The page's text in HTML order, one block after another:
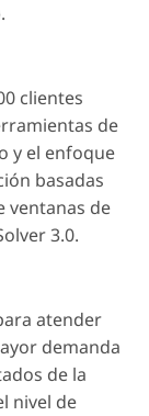
clientes
de
y el enfoque
basadas
ventanas de
3.0.
atender
demanda
de la
nivel de